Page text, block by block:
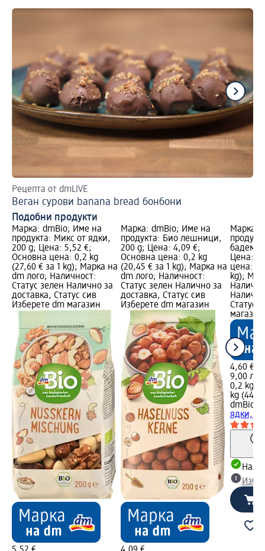
Рецепта от dmLIVE
Веган сурови banana bread бонбони
Подобни продукти
Марка: dmBio; Име на
продукта: Микс от ядки,
200 g; Цена: 5,52 €;
Основна цена: 0,2 kg
(27,60 € за 1 kg); Марка на
dm лого; Наличност:
Статус зелен Налично за
доставка, Статус сив
Изберете dm магазин
Марка: dmBio; Име на
продукта: Био лешници,
200 g; Цена: 4,09 €;
Основна цена: 0,2 kg
(20,45 € за 1 kg); Марка на
dm лого; Наличност:
Статус зелен Налично за
доставка, Статус сив
Изберете dm магазин
Марка:
Цена:
цена:
kg);
Статус
магазин
4,60 €
9,00 лв.
0,2 kg
kg
dmBio
ядки,